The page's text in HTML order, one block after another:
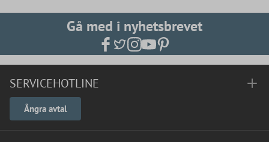
Gå med i nyhetsbrevet
SERVICEHOTLINE
Ångra avtal